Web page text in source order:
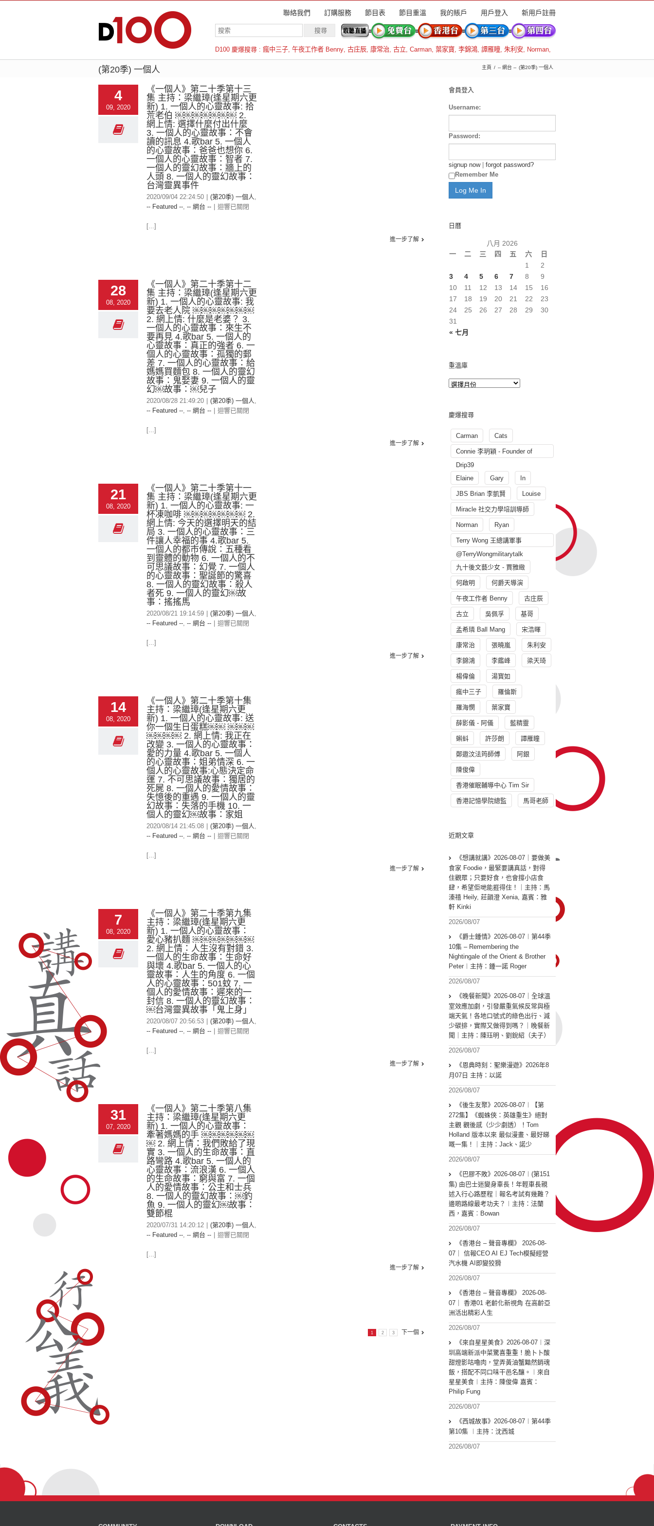
聯絡我們 訂購服務 節目表 節目重溫 我的賬戶 用戶登入 新用戶註冊
D100 慶爆搜尋 : 瘋中三子, 午夜工作者 Benny, 古庄辰, 康常治, 古立, Carman, 葉家寶, 李錦鴻, 譚雁瞳, 朱利安, Norman,
羅倫斯
(第20季) 一個人 主頁 -- 網台 -- (第20季) 一個人
4
09, 2020
《一個人》第二十季第十三
集 主持：梁繼璋(逢星期六更
新) 1. 一個人的心靈故事: 拾
荒老伯 ￼￼￼￼￼￼￼ 2.
網上情: 選擇什麼付出什麼
3. 一個人的心靈故事：不會
讀的訊息 4.歌bar 5. 一個人
的心靈故事：爸爸也想你 6.
一個人的心靈故事：智者 7.
一個人的靈幻故事：牆上的
人頭 8. 一個人的靈幻故事：
台灣靈異事件
2020/09/04 22:24:50 (第20季) 一個人,
-- Featured --, -- 網台 -- 迴響已關閉
[...]
進一步了解
28
08, 2020
《一個人》第二十季第十二
集 主持：梁繼璋(逢星期六更
新) 1. 一個人的心靈故事: 我
要去老人院 ￼￼￼￼￼￼￼
2. 網上情: 什麼是老婆？ 3.
一個人的心靈故事：來生不
要再見 4.歌bar 5. 一個人的
心靈故事：真正的強者 6. 一
個人的心靈故事：孤獨的郵
差 7. 一個人的心靈故事：給
媽媽買麵包 8. 一個人的靈幻
故事：鬼娶妻 9. 一個人的靈
幻￼故事：￼兒子
2020/08/28 21:49:20 (第20季) 一個人,
-- Featured --, -- 網台 -- 迴響已關閉
[...]
進一步了解
21
08, 2020
《一個人》第二十季第十一
集 主持：梁繼璋(逢星期六更
新) 1. 一個人的心靈故事: 一
杯凍咖啡 ￼￼￼￼￼￼￼ 2.
網上情: 今天的選擇明天的結
局 3. 一個人的心靈故事：三
件讓人幸福的事 4.歌bar 5.
一個人的都市傳說：五種看
到靈體的動物 6. 一個人的不
可思議故事：幻覺 7. 一個人
的心靈故事：聖誕節的驚喜
8. 一個人的靈幻故事：殺人
者死 9. 一個人的靈幻￼故
事：搖搖馬
2020/08/21 19:14:59 (第20季) 一個人,
-- Featured --, -- 網台 -- 迴響已關閉
[...]
進一步了解
14
08, 2020
《一個人》第二十季第十集
主持：梁繼璋(逢星期六更
新) 1. 一個人的心靈故事: 送
你一個生日蛋糕￼￼ ￼￼￼
￼￼￼￼ 2. 網上情: 我正在
改變 3. 一個人的心靈故事：
愛的力量 4.歌bar 5. 一個人
的心靈故事：姐弟情深 6. 一
個人的心靈故事:心態決定命
運 7. 不可思議故事：獨居的
死屍 8. 一個人的愛情故事：
失憶後的重遇 9. 一個人的靈
幻故事：失落的手機 10. 一
個人的靈幻￼故事：家姐
2020/08/14 21:45:08 (第20季) 一個人,
-- Featured --, -- 網台 -- 迴響已關閉
[...]
進一步了解
7
08, 2020
《一個人》第二十季第九集
主持：梁繼璋(逢星期六更
新) 1. 一個人的心靈故事：
愛心豬扒麵 ￼￼￼￼￼￼￼
2. 網上情：人生沒有對錯 3.
一個人的生命故事：生命好
與壞 4.歌bar 5. 一個人的心
靈故事：人生的角度 6. 一個
人的心靈故事：501蚊 7. 一
個人的愛情故事：遲來的一
封信 8. 一個人的靈幻故事：
￼台灣靈異故事「鬼上身」
2020/08/07 20:56:53 (第20季) 一個人,
-- Featured --, -- 網台 -- 迴響已關閉
[...]
進一步了解
31
07, 2020
《一個人》第二十季第八集
主持：梁繼璋(逢星期六更
新) 1. 一個人的心靈故事：
牽著媽媽的手 ￼￼￼￼￼￼
￼ 2. 網上情：我們敗給了現
實 3. 一個人的生命故事：直
路彎路 4.歌bar 5. 一個人的
心靈故事：流浪漢 6. 一個人
的生命故事：窮與富 7. 一個
人的愛情故事：公主和士兵
8. 一個人的靈幻故事：￼釣
魚 9. 一個人的靈幻￼故事：
雙節棍
2020/07/31 14:20:12 (第20季) 一個人,
-- Featured --, -- 網台 -- 迴響已關閉
[...]
進一步了解
1 2 3 下一個
會員登入
Username:
Password:
signup now| forgot password?
Remember Me
日曆
八月 2026
一
二 三 四 五 六 日
« 七月
1
2
3
4 5 6 7 8
9
10
11 12 13 14 15
16
17
18 19 20 21 22
23
24
25 26 27 28 29
30
31
重溫庫
慶爆搜尋
Carman Cats
Connie 李玥穎 - Founder of
Drip39
Elaine
Gary In
JBS Brian 李凱賢 Louise
Miracle 社交力學培訓導師
Norman Ryan
Terry Wong 王總講軍事
@TerryWongmilitarytalk
九十後文藝少女 - 賈雅緻
何啟明 何爵天導演
午夜工作者 Benny 古庄辰
古立 吳佩孚 基哥
孟希璘 Ball Mang 宋浩暉
康常治 張曉嵐 朱利安
李錦鴻 李鑑峰 梁天琦
楊偉倫 湯寳如
瘋中三子 羅倫斯
羅海憫 葉家寶
薛影儀 - 阿儀 藍精靈
蝌蚪 許莎朗 譚雁瞳
鄭遨汶法筠師傅 阿銀
陳俊偉
香港催眠輔導中心 Tim Sir
香港記憶學院總監 馬哥老師
近期文章
《想講就講》2026-08-07｜要做美
食家 Foodie，最緊要講真話，對得
住觀眾；只要好食，也會撐小店食
肆，希望佢哋能捱得住！｜主持：馬
溱禧 Heily, 莊韻澄 Xenia, 嘉賓：雅
軒 Kinki
2026/08/07
《爵士鍾情》2026-08-07︱第44季
10集 – Remembering the
Nightingale of the Orient & Brother
Peter︱主持：鍾一諾 Roger
2026/08/07
《晚餐新聞》2026-08-07｜全球溫
室效應加劇，引發嚴重氣候反常與極
端天氣！各地口號式的綠色出行、減
少碳排，實際又做得到嗎？｜晚餐新
聞｜主持：陳珏明、劉銳紹（夫子）
2026/08/07
《恩典時刻：聖樂漫遊》2026年8
月07日 主持：以諾
2026/08/07
《後生友聚》2026-08-07︱【第
272集】《蜘蛛俠：英雄重生》絕對
主觀 觀後感（少少劇透）！Tom
Holland 版本以來 最似漫畫、最好睇
嘅一集！｜主持：Jack、諾少
2026/08/07
《巴膠不敗》2026-08-07︱(第151
集) 由巴士迷變身車長！年輕車長親
述入行心路歷程｜報名考試有幾難？
邊啲路線最考功夫？︱主持：法蘭
西，嘉賓︰Bowan
2026/08/07
《香港台 – 聲音專欄》 2026-08-
07｜ 信報CEO AI EJ Tech模擬經營
汽水機 AI即變狡猾
2026/08/07
《香港台 – 聲音專欄》 2026-08-
07｜ 香港01 老齡化新視角 在高齡亞
洲活出精彩人生
2026/08/07
《來自星星美食》2026-08-07︱深
圳高端新派中菜驚喜重重！脆卜卜酸
甜燈影咕嚕肉，堂弄黃油蟹黯然銷魂
飯，搭配不同口味干邑名釀。︱來自
星星美食︱主持：陳俊偉 嘉賓：
Philip Fung
2026/08/07
《西城故事》2026-08-07︱第44季
第10集 ︱主持：沈西城
2026/08/07